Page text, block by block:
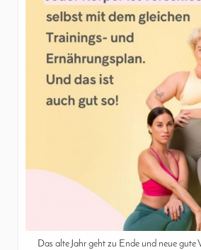
Das alte Jahr geht zu Ende und neue gute